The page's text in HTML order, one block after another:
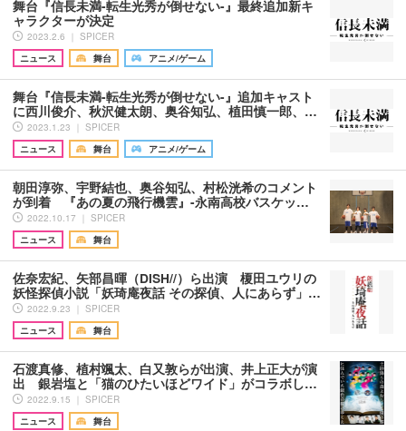
舞台『信長未満-転生光秀が倒せない-』最終追加新キ
ャラクターが決定
2023.2.6 ｜ SPICER
ニュース
舞台 アニメ/ゲーム
舞台『信長未満-転生光秀が倒せない-』追加キャスト
に西川俊介、秋沢健太朗、奥谷知弘、植田慎一郎、…
2023.1.23 ｜ SPICER
ニュース
舞台 アニメ/ゲーム
朝田淳弥、宇野結也、奥谷知弘、村松洸希のコメント
が到着 『あの夏の飛行機雲』-永南高校バスケッ…
2022.10.17 ｜ SPICER
ニュース
舞台
佐奈宏紀、矢部昌暉（DISH//）ら出演 榎田ユウリの
妖怪探偵小説「妖琦庵夜話 その探偵、人にあらず」…
2022.9.23 ｜ SPICER
ニュース
舞台
石渡真修、植村颯太、白又敦らが出演、井上正大が演
出 銀岩塩と「猫のひたいほどワイド」がコラボし…
2022.9.15 ｜ SPICER
ニュース
舞台